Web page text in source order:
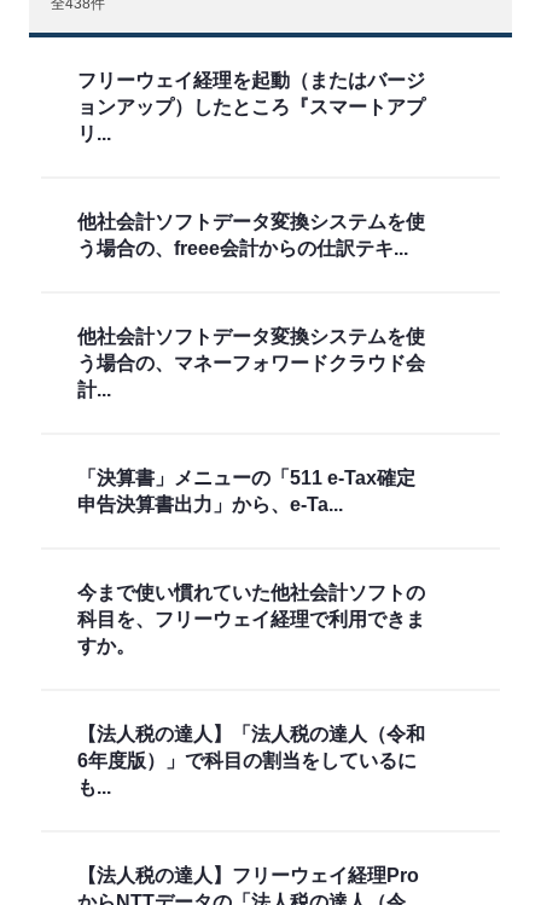
全438件
フリーウェイ経理を起動（またはバージ
ョンアップ）したところ『スマートアプ
リ...
他社会計ソフトデータ変換システムを使
う場合の、freee会計からの仕訳テキ...
他社会計ソフトデータ変換システムを使
う場合の、マネーフォワードクラウド会
計...
「決算書」メニューの「511 e-Tax確定
申告決算書出力」から、e-Ta...
今まで使い慣れていた他社会計ソフトの
科目を、フリーウェイ経理で利用できま
すか。
【法人税の達人】「法人税の達人（令和
6年度版）」で科目の割当をしているに
も...
【法人税の達人】フリーウェイ経理Pro